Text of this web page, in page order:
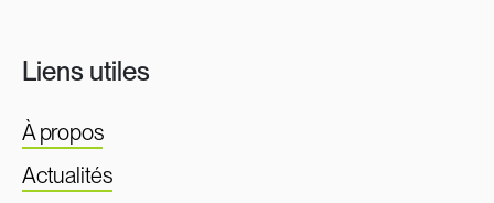
Liens utiles
À propos
Actualités